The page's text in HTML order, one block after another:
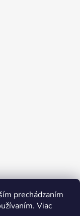
prechádzaním
Viac